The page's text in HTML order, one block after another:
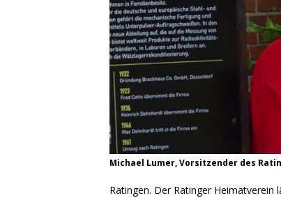
Michael Lumer, Vorsitzender des
Ratingen. Der Ratinger Heimatverein